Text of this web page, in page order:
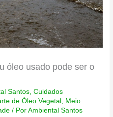
óleo usado pode ser o
Santos ,Cuidados
de Óleo Vegetal Meio
/ PorAmbiental Santos